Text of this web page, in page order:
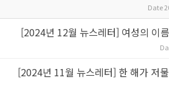
Date
[2024년 12월 뉴스레터] 여성의 이
[2024년 11월 뉴스레터] 한 해가 저